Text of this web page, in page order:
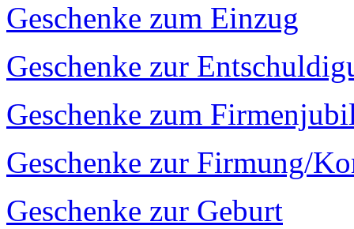
Geschenke zum Einzug
Geschenke zur
Geschenke zum
Geschenke zur Firmung/
Geschenke zur Geburt